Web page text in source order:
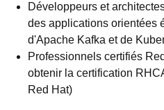
Développeurs et
des applications orientées
d'Apache Kafka et de
Professionnels certifiés
obtenir la certification
Red Hat)